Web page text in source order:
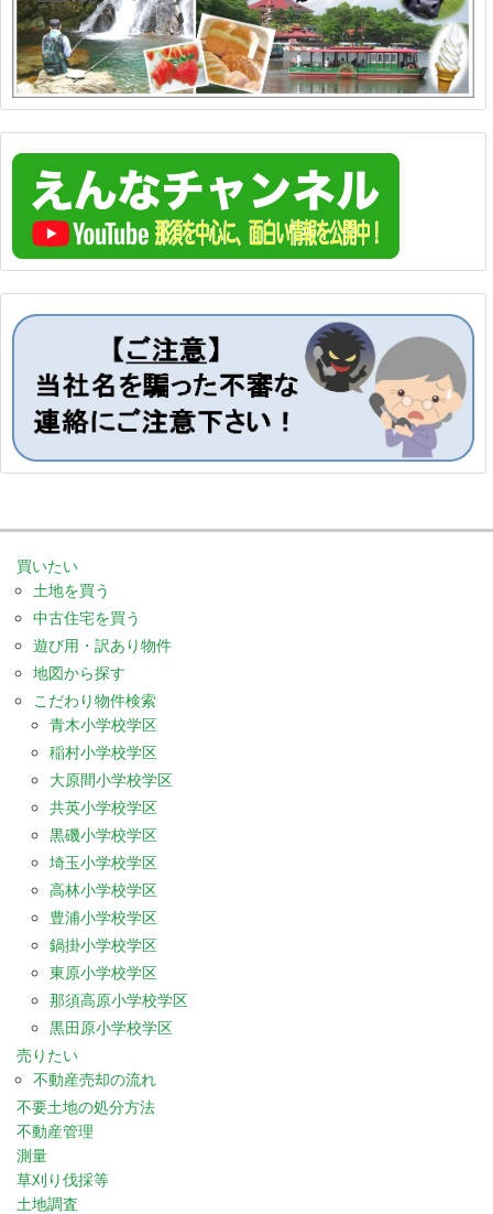
買いたい
土地を買う
中古住宅を買う
遊び用・訳あり物件
地図から探す
こだわり物件検索
青木小学校学区
稲村小学校学区
大原間小学校学区
共英小学校学区
黒磯小学校学区
埼玉小学校学区
高林小学校学区
豊浦小学校学区
鍋掛小学校学区
東原小学校学区
那須高原小学校学区
黒田原小学校学区
売りたい
不動産売却の流れ
不要土地の処分方法
不動産管理
測量
草刈り伐採等
土地調査